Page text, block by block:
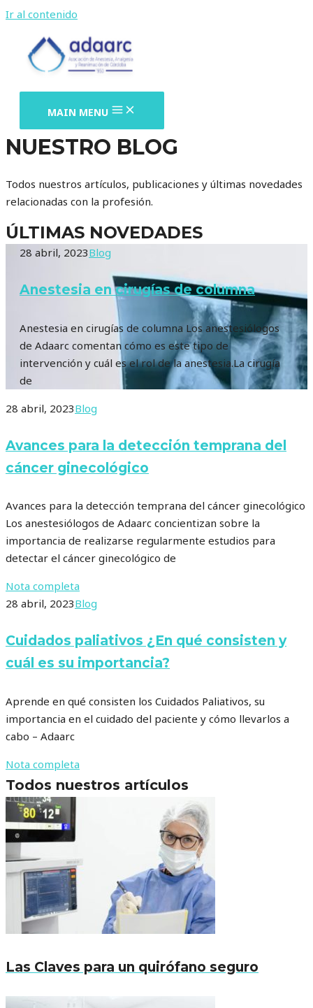
Ir al contenido
MAIN MENU
NUESTRO BLOG
Todos nuestros artículos, publicaciones y últimas novedades
relacionadas con la profesión.
ÚLTIMAS NOVEDADES
28 abril, 2023Blog
Anestesia en cirugías de columna
Anestesia en cirugías de columna Los anestesiólogos
de Adaarc comentan cómo es este tipo de
intervención y cuál es el rol de la anestesia.La cirugía
de
28 abril, 2023Blog
Avances para la detección temprana del
cáncer ginecológico
Avances para la detección temprana del cáncer ginecológico
Los anestesiólogos de Adaarc concientizan sobre la
importancia de realizarse regularmente estudios para
detectar el cáncer ginecológico de
Nota completa
28 abril, 2023Blog
Cuidados paliativos ¿En qué consisten y
cuál es su importancia?
Aprende en qué consisten los Cuidados Paliativos, su
importancia en el cuidado del paciente y cómo llevarlos a
cabo – Adaarc
Nota completa
Todos nuestros artículos
Las Claves para un quirófano seguro